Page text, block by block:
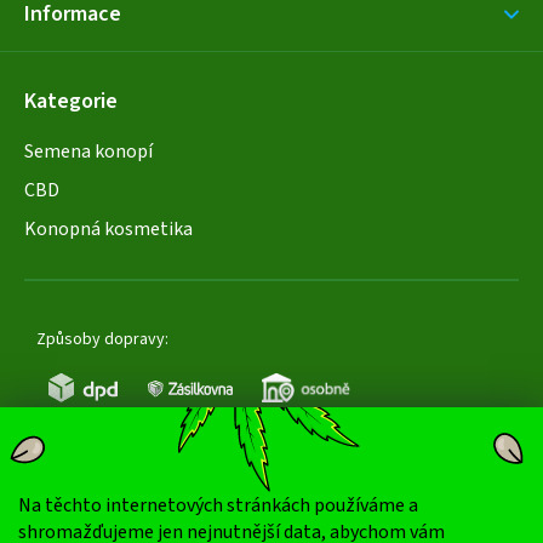
Na těchto internetových stránkách používáme a
shromažďujeme jen nejnutnější data, abychom vám
Informace
Kategorie
Semena konopí
CBD
Konopná kosmetika
Způsoby dopravy:
Oblíbené způsoby platby: